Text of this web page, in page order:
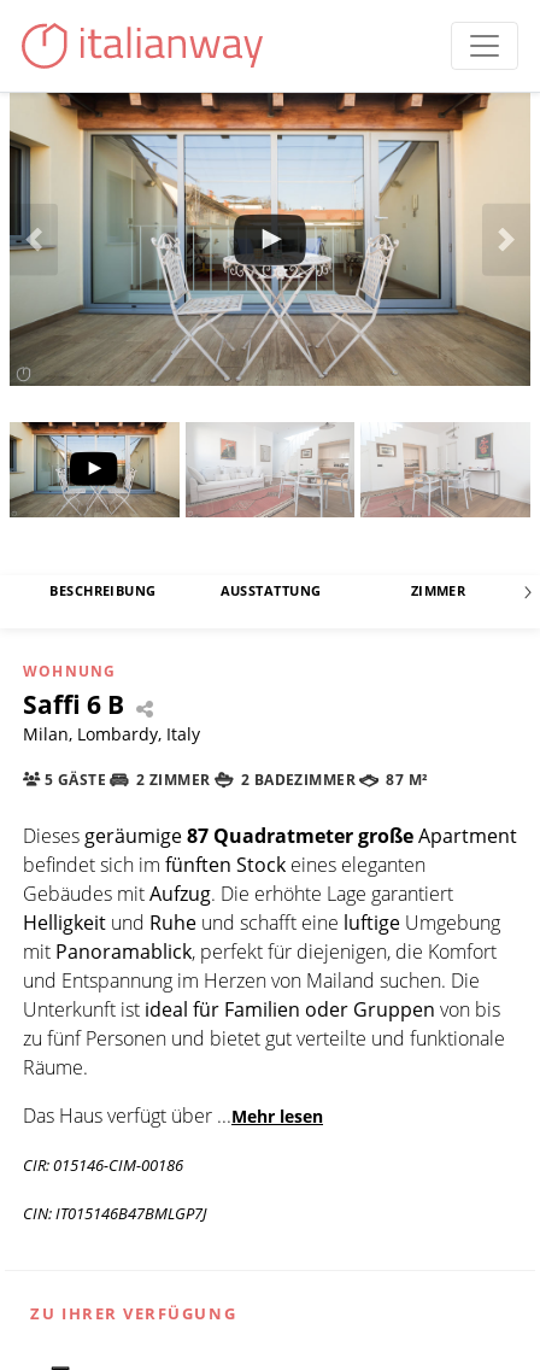
BESCHREIBUNG AUSSTATTUNG ZIMMER
WOHNUNG
Saffi 6 B
Milan, Lombardy, Italy
5 GÄSTE 2 ZIMMER 2 BADEZIMMER 87 M²
Dieses geräumige87 Quadratmeter großeApartment
befindet sich im fünften Stock eines eleganten
Gebäudes mitAufzug. Die erhöhte Lage garantiert
Helligkeit und Ruhe und schafft eine luftige Umgebung
mit Panoramablick, perfekt für diejenigen, die Komfort
und Entspannung im Herzen von Mailand suchen. Die
Unterkunft ist ideal für Familien oder Gruppen von bis
zu fünf Personen und bietet gut verteilte und funktionale
Räume.
Das Haus verfügt über ...Mehr lesen
CIR: 015146-CIM-00186
CIN: IT015146B47BMLGP7J
ZU IHRER VERFÜGUNG